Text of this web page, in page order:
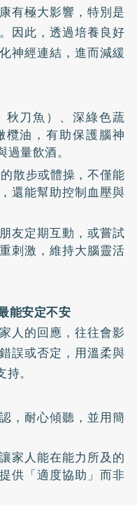
有極大影響，特別是
因此，透過培養良好
神經連結，進而減緩
秋刀魚）、深綠色蔬
油，有助保護腦神
量飲酒。
散步或體操，不僅能
還能幫助控制血壓與
友定期互動，或嘗試
刺激，維持大腦靈活
能安定不安
人的回應，往往會影
誤或否定，用溫柔與
。
，耐心傾聽，並用簡
家人能在能力所及的
供「適度協助」而非